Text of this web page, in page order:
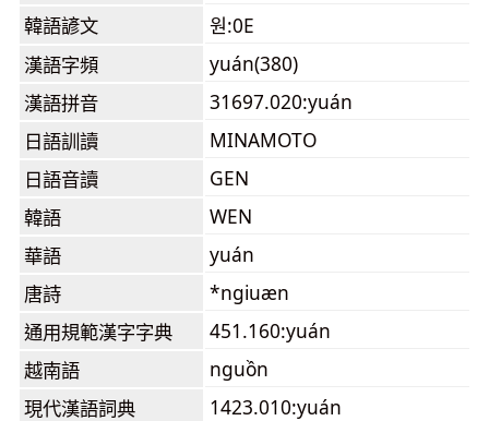
韓語諺文
원:0E
漢語字頻
yuán(380)
漢語拼音
31697.020:yuán
日語訓讀
MINAMOTO
日語音讀
GEN
韓語
WEN
華語
yuán
唐詩
*ngiuæn
通用規範漢字字典
451.160:yuán
越南語
nguồn
現代漢語詞典
1423.010:yuán